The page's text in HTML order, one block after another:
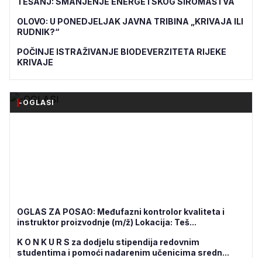
OLOVO: U PONEDJELJAK JAVNA TRIBINA „KRIVAJA ILI
RUDNIK?“
POČINJE ISTRAŽIVANJE BIODEVERZITETA RIJEKE
KRIVAJE
-OGLASI
OGLAS ZA POSAO: Međufazni kontrolor kvaliteta i
instruktor proizvodnje (m/ž) Lokacija: Teš...
K O N K U R S za dodjelu stipendija redovnim
studentima i pomoći nadarenim učenicima sredn...